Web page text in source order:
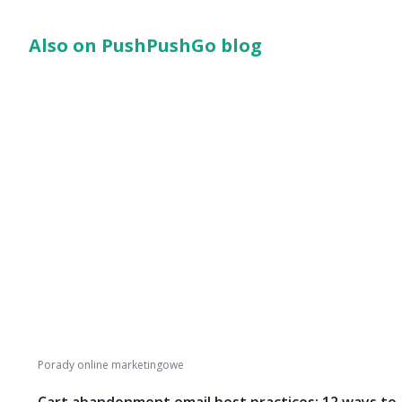
Also on PushPushGo blog
Porady online marketingowe